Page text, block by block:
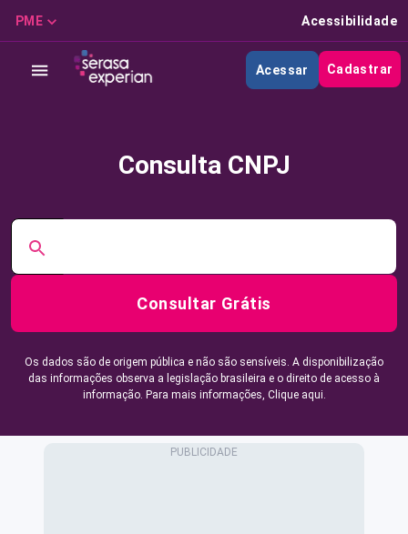
PME Acessibilidade
Acessar Cadastrar
Consulta CNPJ
Consultar Grátis
Os dados são de origem pública e não são sensíveis. A disponibilização
das informações observa a legislação brasileira e o direito de acesso à
informação. Para mais informações, Clique aqui.